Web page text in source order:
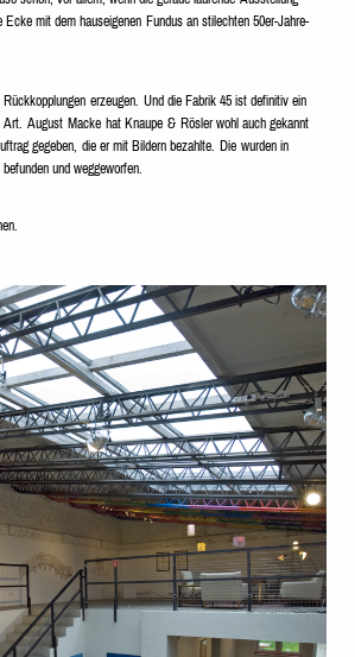
Ecke mit dem hauseigenen Fundus an stilechten 50er-Jahre-
Rückkopplungen erzeugen. Und die Fabrik 45 ist definitiv ein
Art. August Macke hat Knaupe & Rösler wohl auch gekannt
uftrag gegeben, die er mit Bildern bezahlte. Die wurden in
und weggeworfen.
.